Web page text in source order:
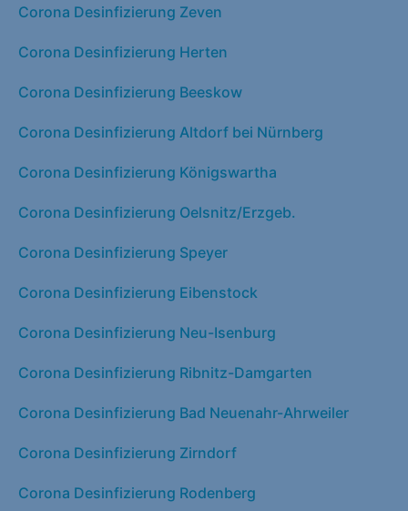
Corona Desinfizierung Zeven
Corona Desinfizierung Herten
Corona Desinfizierung Beeskow
Corona Desinfizierung Altdorf bei Nürnberg
Corona Desinfizierung Königswartha
Corona Desinfizierung Oelsnitz/Erzgeb.
Corona Desinfizierung Speyer
Corona Desinfizierung Eibenstock
Corona Desinfizierung Neu-Isenburg
Corona Desinfizierung Ribnitz-Damgarten
Corona Desinfizierung Bad Neuenahr-Ahrweiler
Corona Desinfizierung Zirndorf
Corona Desinfizierung Rodenberg